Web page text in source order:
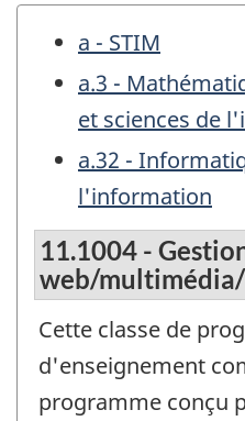
a - STIM
a.3 -
et sciences de
a.32 -
l'information
11.1004 -
web/
Cette classe de
d'enseignement
programme conçu